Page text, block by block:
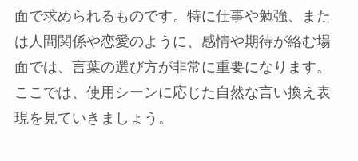
面で求められるものです。特に仕事や勉強、また
は人間関係や恋愛のように、感情や期待が絡む場
面では、言葉の選び方が非常に重要になります。
ここでは、使用シーンに応じた自然な言い換え表
現を見ていきましょう。